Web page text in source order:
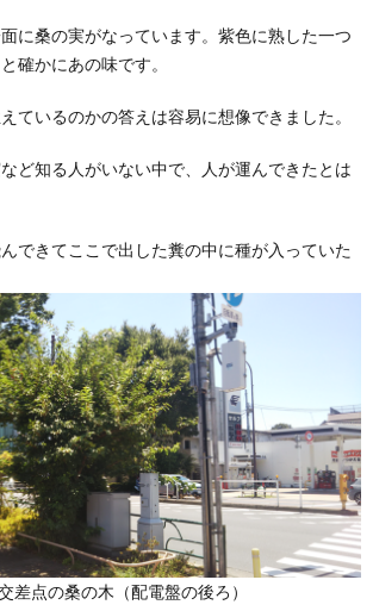
に桑の実がなっています。紫色に熟した一つ
確かにあの味です。
ているのかの答えは容易に想像できました。
ど知る人がいない中で、人が運んできたとは
できてここで出した糞の中に種が入っていた
点の桑の木（配電盤の後ろ）